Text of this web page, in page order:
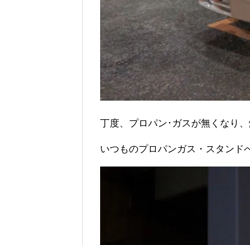
丁度、プロパン･ガスが無くなり
いつものプロパンガス・スタンド